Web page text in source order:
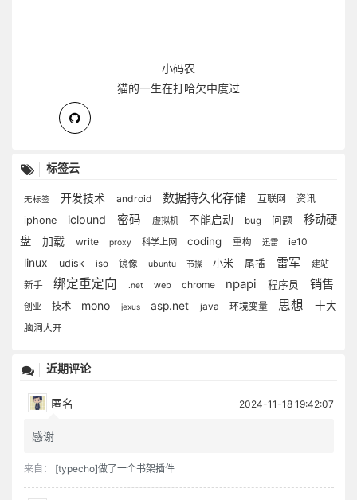
小码农
猫的一生在打哈欠中度过
标签云
无标签 开发技术 android 数据持久化存储 互联网
资讯
iphone
iclound 密码 虚拟机 不能启动 bug 问题
移动硬
盘
加载 write proxy 科学上网 coding 重构 迅雷 ie10
linux udisk iso 镜像 ubuntu 节操 小米 尾插 雷军
建站
新手
绑定重定向 .net web chrome npapi 程序员 销售
创业 技术 mono jexus asp.net java 环境变量 思想 十大
脑洞大开
近期评论
匿名 2024-11-18 19:42:07
感谢
来自： [typecho]做了一个书架插件